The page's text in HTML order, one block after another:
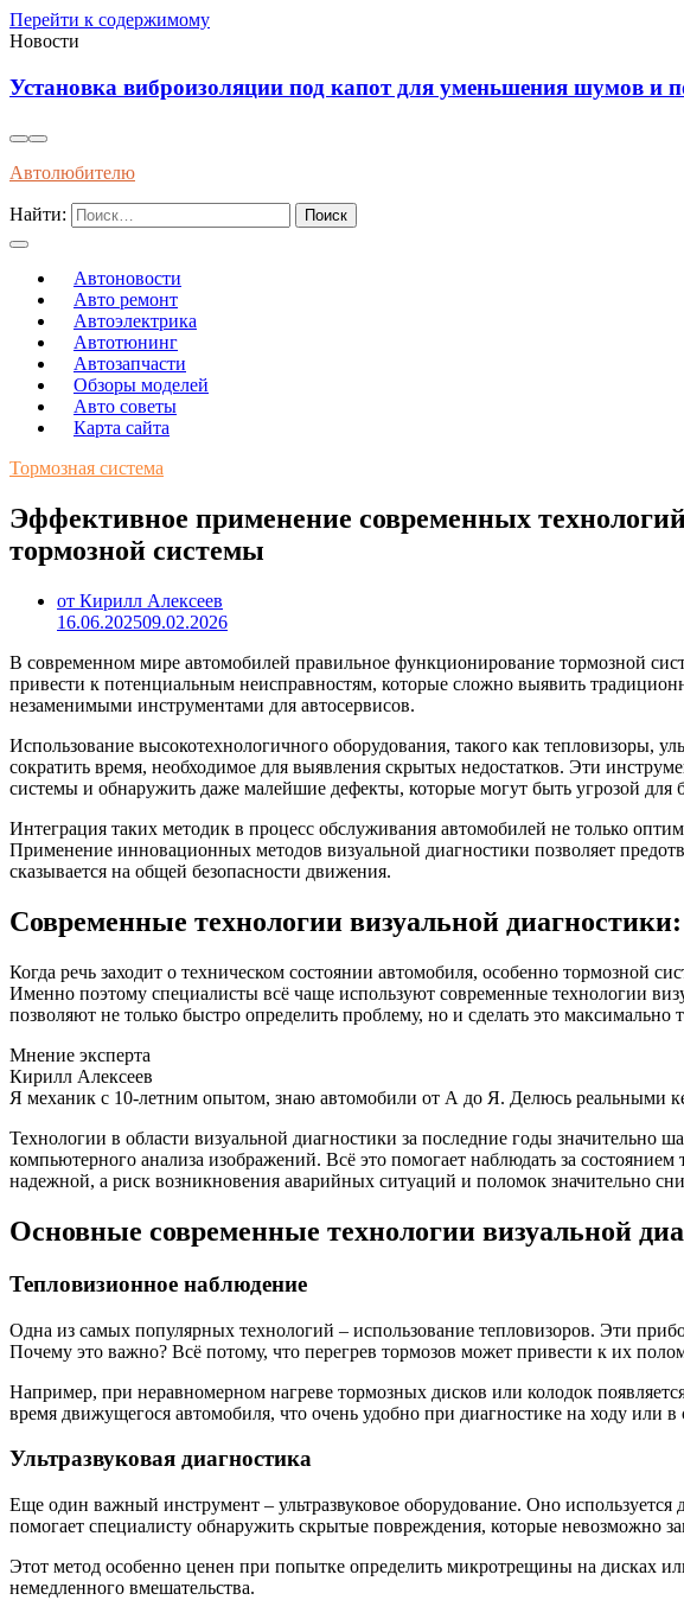
Перейти к содержимому
Новости
Установка виброизоляции под капот для уменьшения шумов и
Автолюбителю
Найти:
Автоновости
Авто ремонт
Автоэлектрика
Автотюнинг
Автозапчасти
Обзоры моделей
Авто советы
Карта сайта
Тормозная система
Эффективное применение современных
тормозной системы
от Кирилл Алексеев
16.06.202509.02.2026
В современном мире автомобилей правильное функционирование тормозной
привести к потенциальным неисправностям, которые сложно выявить
незаменимыми инструментами для автосервисов.
Использование высокотехнологичного оборудования, такого как тепловизоры,
сократить время, необходимое для выявления скрытых недостатков. Эти
системы и обнаружить даже малейшие дефекты, которые могут быть угрозой для
Интеграция таких методик в процесс обслуживания автомобилей не только
Применение инновационных методов визуальной диагностики позволяет
сказывается на общей безопасности движения.
Современные технологии визуальной
Когда речь заходит о техническом состоянии автомобиля, особенно тормозной
Именно поэтому специалисты всё чаще используют современные технологии
позволяют не только быстро определить проблему, но и сделать это максимально
Мнение эксперта
Кирилл Алексеев
Я механик с 10-летним опытом, знаю автомобили от А до Я. Делюсь реальными
Технологии в области визуальной диагностики за последние годы значительно
компьютерного анализа изображений. Всё это помогает наблюдать за
надежной, а риск возникновения аварийных ситуаций и поломок значительно
Основные современные технологии визуальной
Тепловизионное наблюдение
Одна из самых популярных технологий – использование тепловизоров. Эти
Почему это важно? Всё потому, что перегрев тормозов может привести к их
Например, при неравномерном нагреве тормозных дисков или колодок
время движущегося автомобиля, что очень удобно при диагностике на ходу или в
Ультразвуковая диагностика
Еще один важный инструмент – ультразвуковое оборудование. Оно
помогает специалисту обнаружить скрытые повреждения, которые невозможно
Этот метод особенно ценен при попытке определить микротрещины на дисках
немедленного вмешательства.